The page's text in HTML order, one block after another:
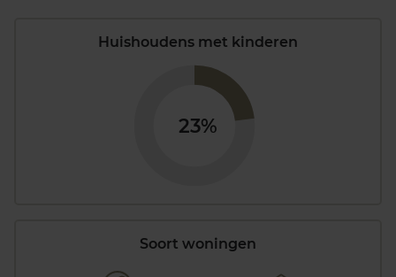
Huishoudens met kinderen
23%
Soort woningen